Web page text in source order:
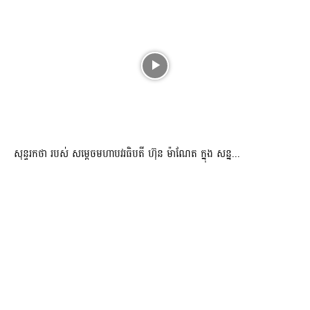
សុន្ទរកថា របស់ សម្ដេចមហាបវរធិបតី ហ៊ុន ម៉ាណែត ក្នុង សន្ន...